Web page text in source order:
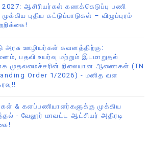
2027: ஆசிரியர்கள் கணக்கெடுப்பு பணி
புதிய கட்டுப்பாடுகள் – விழுப்புரம்
அரசு ஊழியர்கள் கவனத்திற்கு:
பதவி உயர்வு மற்றும் இடமாறுதல்
முதலமைச்சரின் நிலையான ஆணைகள் (TN
Order 1/2026) - மனித வள
& களப்பணியாளர்களுக்கு முக்கிய
- வேலூர் மாவட்ட ஆட்சியர் அதிரடி